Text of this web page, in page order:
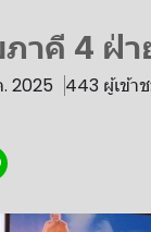
าคี 4 ฝ่า
2025 443 ผู้เข้า